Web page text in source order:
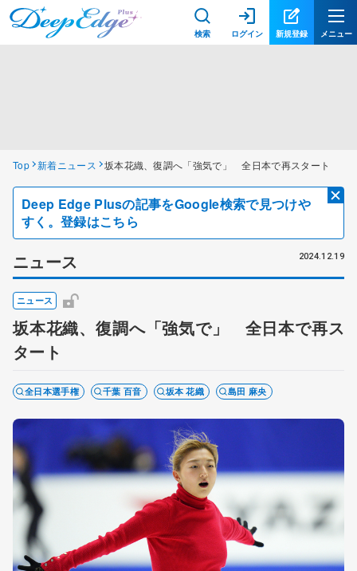
検索 ログイン 新規登録 メニュー
Top 新着ニュース 坂本花織、復調へ「強気で」 全日本で再スタート
Deep Edge Plusの記事をGoogle検索で見つけや
すく。登録はこちら
ニュース 2024.12.19
ニュース
坂本花織、復調へ「強気で」 全日本で再ス
タート
全日本選手権 千葉 百音 坂本 花織 島田 麻央